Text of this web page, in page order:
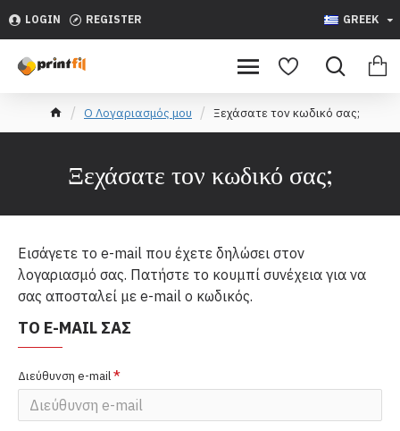
LOGIN REGISTER GREEK
O Λογαριασμός μου Ξεχάσατε τον κωδικό σας;
Ξεχάσατε τον κωδικό σας;
Εισάγετε το e-mail που έχετε δηλώσει στον
λογαριασμό σας. Πατήστε το κουμπί συνέχεια για να
σας αποσταλεί με e-mail ο κωδικός.
ΤΟ E-MAIL ΣΑΣ
Διεύθυνση e-mail